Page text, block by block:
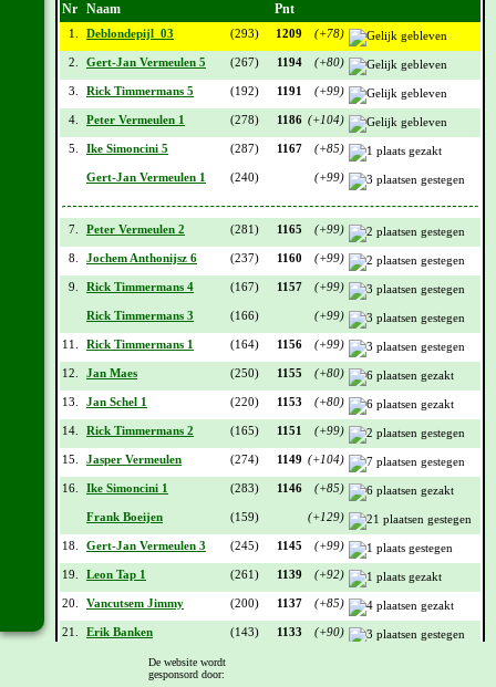
Nr Naam Pnt
1. Deblondepijl_03 (293) 1209 (+78)
2. Gert-Jan Vermeulen 5 (267) 1194 (+80)
3. Rick Timmermans 5 (192) 1191 (+99)
4. Peter Vermeulen 1 (278) 1186 (+104)
5. Ike Simoncini 5 (287) 1167 (+85)
Gert-Jan Vermeulen 1 (240) (+99)
7. Peter Vermeulen 2 (281) 1165 (+99)
8. Jochem Anthonijsz 6 (237) 1160 (+99)
9. Rick Timmermans 4 (167) 1157 (+99)
Rick Timmermans 3 (166) (+99)
11. Rick Timmermans 1 (164) 1156 (+99)
12. Jan Maes (250) 1155 (+80)
13. Jan Schel 1 (220) 1153 (+80)
14. Rick Timmermans 2 (165) 1151 (+99)
15. Jasper Vermeulen (274) 1149 (+104)
16. Ike Simoncini 1 (283) 1146 (+85)
Frank Boeijen (159) (+129)
18. Gert-Jan Vermeulen 3 (245) 1145 (+99)
19. Leon Tap 1 (261) 1139 (+92)
20. Vancutsem Jimmy (200) 1137 (+85)
21. Erik Banken (143) 1133 (+90)
Eddy Seynaeve 5De website wordt
gesponsord door: